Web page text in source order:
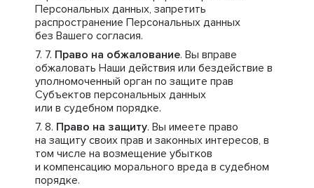
Персональных данных, запретить
распространение Персональных данных
без Вашего согласия.
Право на обжалование. Вы вправе
обжаловать Наши действия или бездействие в
уполномоченный орган по защите прав
Субъектов персональных данных
или в судебном порядке.
Право на защиту. Вы имеете право
на защиту своих прав и законных интересов, в
том числе на возмещение убытков
и компенсацию морального вреда в судебном
порядке.